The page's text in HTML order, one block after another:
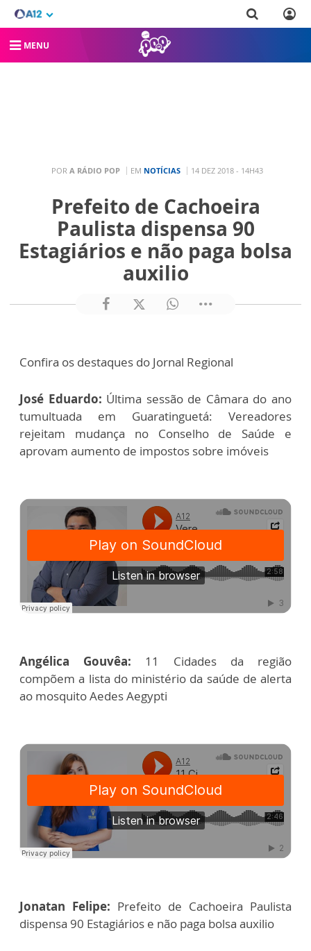
MENU
POR A RÁDIO POP EM NOTÍCIAS 14 DEZ 2018 - 14H43
Prefeito de Cachoeira
Paulista dispensa 90
Estagiários e não paga bolsa
auxilio
Confira os destaques do Jornal Regional
José Eduardo: Última sessão de Câmara do ano
tumultuada em Guaratinguetá: Vereadores
rejeitam mudança no Conselho de Saúde e
aprovam aumento de impostos sobre imóveis
Angélica Gouvêa: 11 Cidades da região
compõem a lista do ministério da saúde de alerta
ao mosquito Aedes Aegypti
Jonatan Felipe: Prefeito de Cachoeira Paulista
dispensa 90 Estagiários e não paga bolsa auxilio